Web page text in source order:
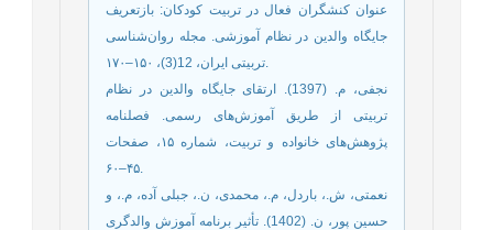
عنوان کنشگران فعال در تربیت کودکان: بازتعریف
جایگاه والدین در نظام آموزشی. مجله روان‌شناسی
تربیتی ایران، 12(3)، ۱۵۰–۱۷۰.
نجفی، م. (1397). ارتقای جایگاه والدین در نظام
تربیتی از طریق آموزش‌های رسمی. فصلنامه
پژوهش‌های خانواده و تربیت، شماره ۱۵، صفحات
۴۵–۶۰.
نعمتی، ش.، باردل، م.، محمدی، ن.، جبلی آده، م.، و
حسین پور، ن. (1402). تأثیر برنامه آموزش والدگری